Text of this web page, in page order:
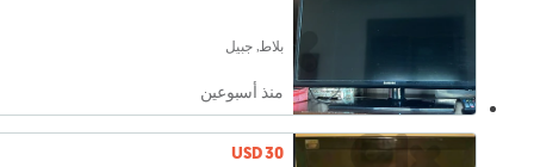
بلاط, جبيل
منذ أسبوعين
USD 30